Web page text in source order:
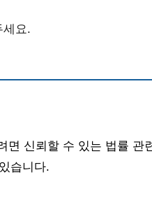
세요.
면 신뢰할 수 있는 법률 관
습니다.